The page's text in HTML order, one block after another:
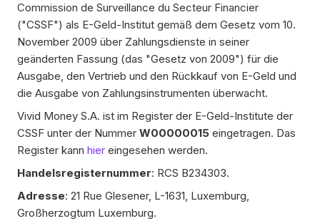
Commission de Surveillance du Secteur Financier
("CSSF") als E-Geld-Institut gemäß dem Gesetz vom 10.
November 2009 über Zahlungsdienste in seiner
geänderten Fassung (das "Gesetz von 2009") für die
Ausgabe, den Vertrieb und den Rückkauf von E-Geld und
die Ausgabe von Zahlungsinstrumenten überwacht.
Vivid Money S.A. ist im Register der E-Geld-Institute der
CSSF unter der Nummer W00000015 eingetragen. Das
Register kann hier eingesehen werden.
Handelsregisternummer: RCS B234303.
Adresse: 21 Rue Glesener, L-1631, Luxemburg,
Großherzogtum Luxemburg.